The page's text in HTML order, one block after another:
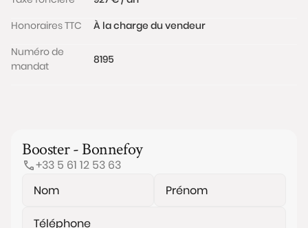
Honoraires TTC
À la charge du vendeur
Numéro de
mandat
8195
Booster - Bonnefoy
+33 5 61 12 53 63